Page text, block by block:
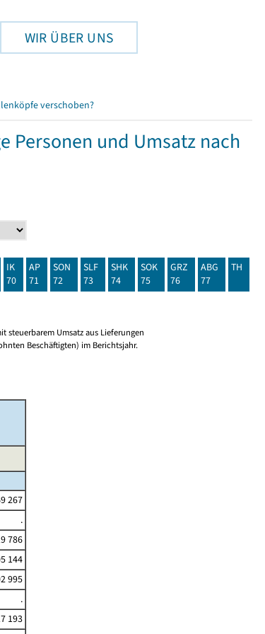
WIR ÜBER UNS
verschoben?
Personen und Umsatz nach
IK
70
AP
71
SON
72
SLF
73
SHK
74
SOK
75
GRZ
76
ABG
77
TH
steuerbarem Umsatz aus Lieferungen
Beschäftigten) im Berichtsjahr.
267
.
786
144
995
.
193